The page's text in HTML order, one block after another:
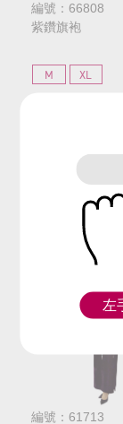
編號：66808
紫鑽旗袍
M XL
$392
$490
編號：61713
左